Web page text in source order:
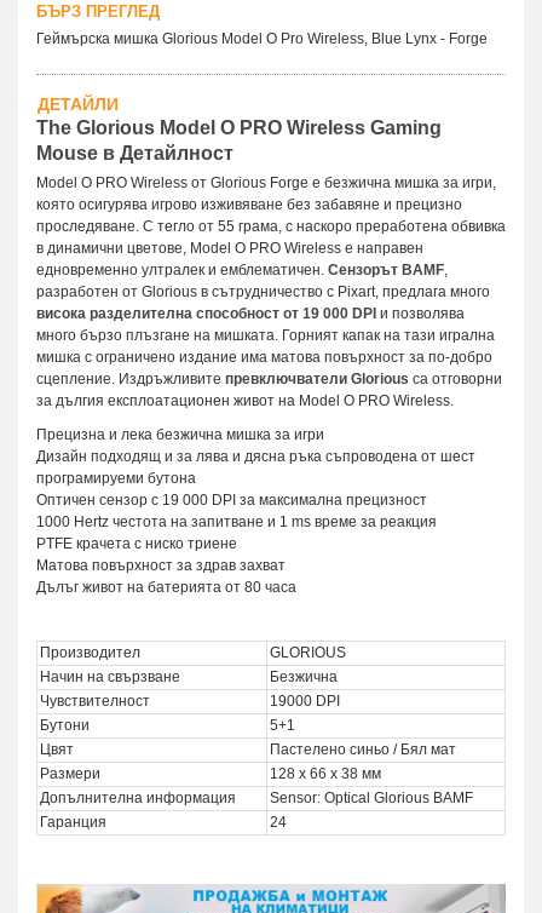
БЪРЗ ПРЕГЛЕД
Геймърска мишка Glorious Model O Pro Wireless, Blue Lynx - Forge
ДЕТАЙЛИ
The Glorious Model O PRO Wireless Gaming
Mouse в Детайлност
Model O PRO Wireless от Glorious Forge е безжична мишка за игри,
която осигурява игрово изживяване без забавяне и прецизно
проследяване. С тегло от 55 грама, с наскоро преработена обвивка
в динамични цветове, Model O PRO Wireless е направен
едновременно ултралек и емблематичен. Сензорът BAMF
разработен от Glorious в сътрудничество с Pixart, предлага много
висока разделителна способност от 19 000 DPI и позволява
много бързо плъзгане на мишката. Горният капак на тази игрална
мишка с ограничено издание има матова повърхност за по-добро
сцепление. Издръжливите превключватели Glorious са отговорни
за дългия експлоатационен живот на Model O PRO Wireless.
Прецизна и лека безжична мишка за игри
Дизайн подходящ и за лява и дясна ръка съпроводена от шест
програмируеми бутона
Оптичен сензор с 19 000 DPI за максимална прецизност
1000 Hertz честота на запитване и 1 ms време за реакция
PTFE крачета с ниско триене
Матова повърхност за здрав захват
Дълъг живот на батерията от 80 часа
Производител
GLORIOUS
Начин на свързване
Безжична
Чувствителност
19000 DPI
Бутони
5+1
Цвят
Пастелено синьо / Бял мат
Размери
128 x 66 x 38 мм
Допълнителна информация
Sensor: Optical Glorious BAMF
Гаранция
24